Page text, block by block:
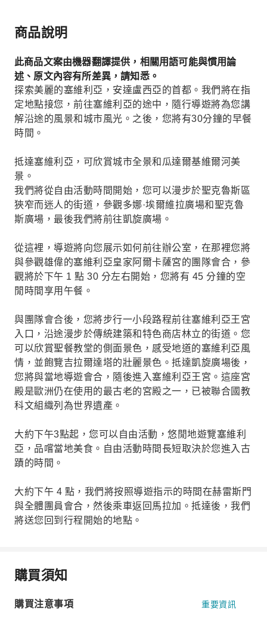
商品說明
此商品文案由機器翻譯提供，相關用語可能與慣用論
述、原文內容有所差異，請知悉。
探索美麗的塞維利亞，安達盧西亞的首都。我們將在指
定地點接您，前往塞維利亞的途中，隨行導遊將為您講
解沿途的風景和城市風光。之後，您將有30分鐘的早餐
時間。
抵達塞維利亞，可欣賞城市全景和瓜達爾基維爾河美
景。
我們將從自由活動時間開始，您可以漫步於聖克魯斯區
狹窄而迷人的街道，參觀多娜·埃爾維拉廣場和聖克魯
斯廣場，最後我們將前往凱旋廣場。
從這裡，導遊將向您展示如何前往辦公室，在那裡您將
與參觀雄偉的塞維利亞皇家阿爾卡薩宮的團隊會合，參
觀將於下午 1 點 30 分左右開始，您將有 45 分鐘的空
閒時間享用午餐。
與團隊會合後，您將步行一小段路程前往塞維利亞王宮
入口，沿途漫步於傳統建築和特色商店林立的街道。您
可以欣賞聖餐教堂的側面景色，感受地道的塞維利亞風
情，並飽覽吉拉爾達塔的壯麗景色。抵達凱旋廣場後，
您將與當地導遊會合，隨後進入塞維利亞王宮。這座宮
殿是歐洲仍在使用的最古老的宮殿之一，已被聯合國教
科文組織列為世界遺產。
大約下午3點起，您可以自由活動，悠閒地遊覽塞維利
亞，品嚐當地美食。自由活動時間長短取決於您進入古
蹟的時間。
大約下午 4 點，我們將按照導遊指示的時間在赫雷斯門
與全體團員會合，然後乘車返回馬拉加。抵達後，我們
將送您回到行程開始的地點。
購買須知
購買注意事項 重要資訊